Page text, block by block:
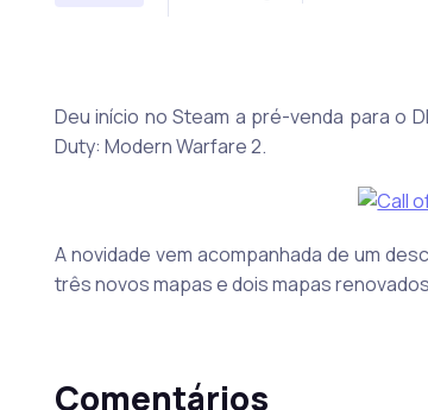
Deu início no Steam a pré-venda para o
Duty: Modern Warfare 2.
A novidade vem acompanhada de um
três novos mapas e dois mapas
Comentários